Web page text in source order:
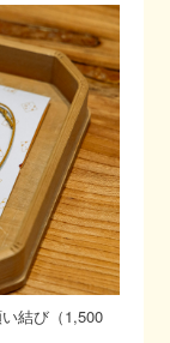
結び（1,500